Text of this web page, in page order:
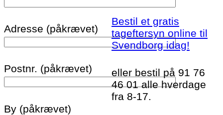
Adresse (påkrævet)
Postnr. (påkrævet)
By (påkrævet)
Bestil et gratis
tageftersyn online til
Svendborg idag!
eller bestil på 91 76
46 01 alle hverdage
fra 8-17.